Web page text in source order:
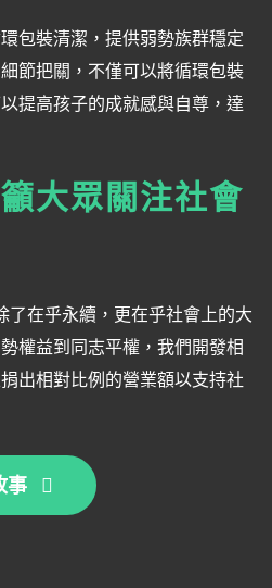
包裝清潔，提供弱勢族群穩定
節把關，不僅可以將循環包裝
提高孩子的成就感與自尊，達
大眾關注社會
了在乎永續，更在乎社會上的大
權益到同志平權，我們開發相
出相對比例的營業額以支持社
事